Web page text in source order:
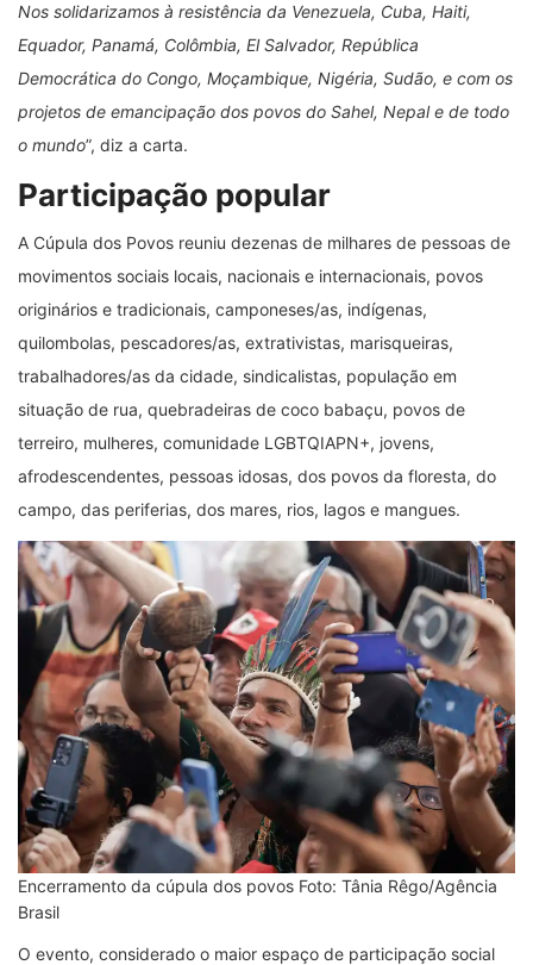
Nos solidarizamos à resistência da Venezuela, Cuba, Haiti,
Equador, Panamá, Colômbia, El Salvador, República
Democrática do Congo, Moçambique, Nigéria, Sudão, e com os
projetos de emancipação dos povos do Sahel, Nepal e de todo
o mundo”, diz a carta.
Participação popular
A Cúpula dos Povos reuniu dezenas de milhares de pessoas de
movimentos sociais locais, nacionais e internacionais, povos
originários e tradicionais, camponeses/as, indígenas,
quilombolas, pescadores/as, extrativistas, marisqueiras,
trabalhadores/as da cidade, sindicalistas, população em
situação de rua, quebradeiras de coco babaçu, povos de
terreiro, mulheres, comunidade LGBTQIAPN+, jovens,
afrodescendentes, pessoas idosas, dos povos da floresta, do
campo, das periferias, dos mares, rios, lagos e mangues.
Encerramento da cúpula dos povos Foto: Tânia Rêgo/Agência
Brasil
O evento, considerado o maior espaço de participação social